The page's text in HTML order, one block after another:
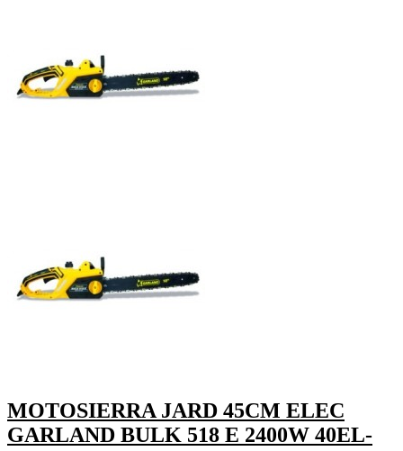
MOTOSIERRA JARD 45CM ELEC
GARLAND BULK 518 E 2400W 40EL-